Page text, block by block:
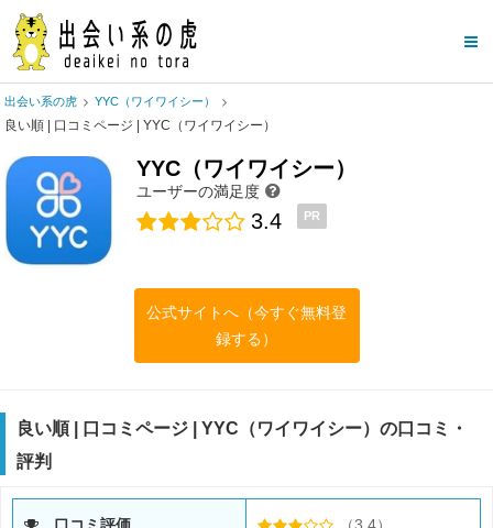
出会い系の虎 YYC（ワイワイシー）
良い順 | 口コミページ | YYC（ワイワイシー）
YYC（ワイワイシー）
ユーザーの満足度
3.4 PR
公式サイトへ（今すぐ無料登
録する）
良い順 | 口コミページ | YYC（ワイワイシー）の口コミ・
評判